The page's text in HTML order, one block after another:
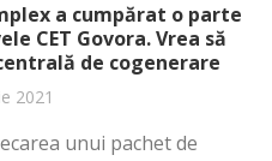
a cumpărat o parte
CET Govora. Vrea să
de cogenerare
2021
unui pachet de